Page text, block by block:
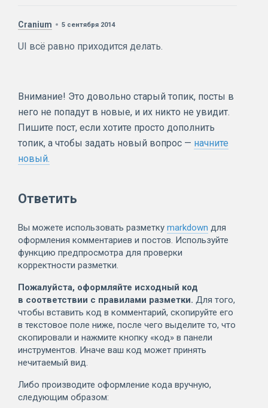
Cranium 5 сентября 2014
UI всё равно приходится делать.
Внимание! Это довольно старый топик, посты в
него не попадут в новые, и их никто не увидит.
Пишите пост, если хотите просто дополнить
топик, а чтобы задать новый вопрос — начните
новый.
Ответить
Вы можете использовать разметку markdown для
оформления комментариев и постов. Используйте
функцию предпросмотра для проверки
корректности разметки.
Пожалуйста, оформляйте исходный код
в соответствии с правилами разметки. Для того,
чтобы вставить код в комментарий, скопируйте его
в текстовое поле ниже, после чего выделите то, что
скопировали и нажмите кнопку «код» в панели
инструментов. Иначе ваш код может принять
нечитаемый вид.
Либо производите оформление кода вручную,
следующим образом: